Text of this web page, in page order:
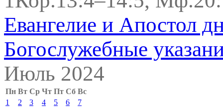
Евангелие и Апостол
Богослужебные
Июль 2024
Пн Вт Ср Чт Пт Сб Вс
1
2 3 4 5 6
7